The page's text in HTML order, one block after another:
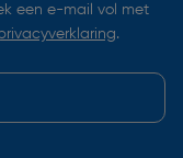
een e-mail vol met
.